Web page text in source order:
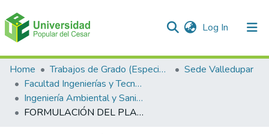
Log In (current)
Communities & Collections
All of DSpace
Statistics
Home Trabajos de Grado (Especializaciones y Pregrados)
Sede Valledupar
Facultad Ingenierías y Tecnologías
Ingeniería Ambiental y Sanitaria.
FORMULACIÓN DEL PLAN DE GESTIÓN INTEGRAL DE RESIDUOS DE CONSTRUCCIÓN Y DEMOLICIÓN – PGIRCD GENERADOS DURANTE LA ETAPA CONSTRUCTIVA DEL CONTRATO DE OBRA No. 1-01-34100-1050-2021